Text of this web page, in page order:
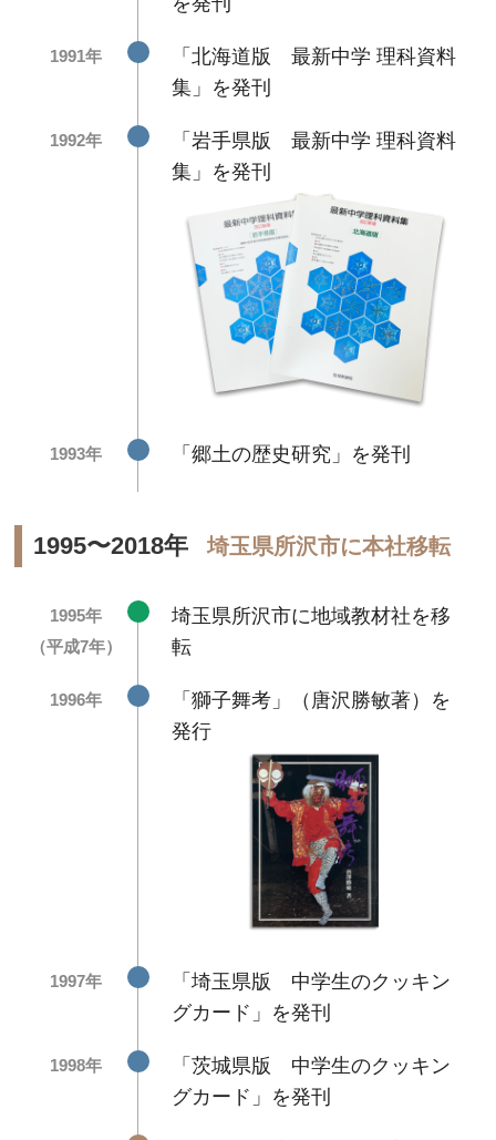
1991年
「北海道版 最新中学 理科資料
集」を発刊
1992年
「岩手県版 最新中学 理科資料
集」を発刊
1993年 「郷土の歴史研究」を発刊
1995〜2018年 埼玉県所沢市に本社移転
1995年
（平成7年）
埼玉県所沢市に地域教材社を移
転
1996年
「獅子舞考」（唐沢勝敏著）を
発行
1997年
「埼玉県版 中学生のクッキン
グカード」を発刊
1998年
「茨城県版 中学生のクッキン
グカード」を発刊